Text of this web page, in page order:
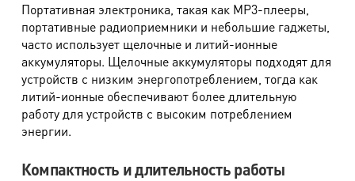
Портативная электроника, такая как MP3-плееры,
портативные радиоприемники и небольшие гаджеты,
часто использует щелочные и литий-ионные
аккумуляторы. Щелочные аккумуляторы подходят для
устройств с низким энергопотреблением, тогда как
литий-ионные обеспечивают более длительную
работу для устройств с высоким потреблением
энергии.
Компактность и длительность работы